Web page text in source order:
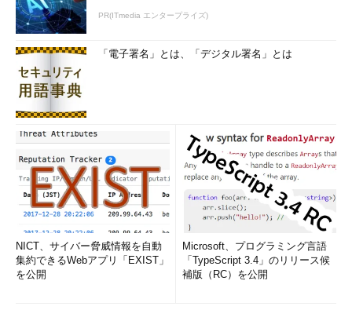
だが、聡明（そうめい）な彼にとって、大学での授業は退屈な
ものであった。本の内容を詰め込むだけの授業は、産業界で使え
る実践的なものではなかった。さらに、大学を卒業しても、イン
ド国内で就職できるのは「同じようなIT企業の下請け」ばかりで
あった。
先進国に憧れ、米国へ
PR(ITmedia エンタープライズ)
「電子署名」とは、「デジタル署名」とは
NICT、サイバー脅威情報を自動
集約できるWebアプリ「EXIST」
を公開
Microsoft、プログラミング言語
「TypeScript 3.4」のリリース候
補版（RC）を公開